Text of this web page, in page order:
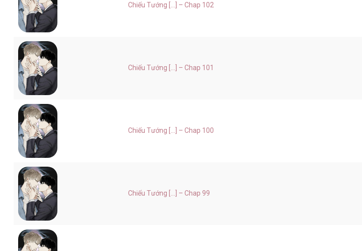
Chiếu Tướng [...] – Chap 102
Chiếu Tướng [...] – Chap 101
Chiếu Tướng [...] – Chap 100
Chiếu Tướng [...] – Chap 99